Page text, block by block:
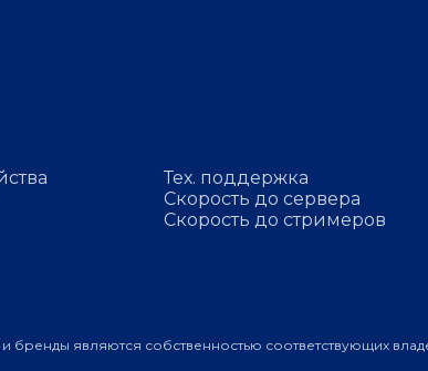
Тех. поддержка
Скорость до сервера
Скорость до стримеров
являются собственностью соответствующих